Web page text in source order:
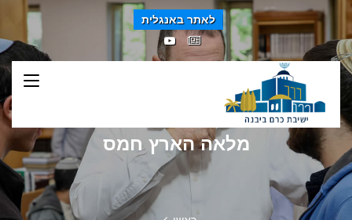
לאתר באנגלית
מלאה הארץ חמס